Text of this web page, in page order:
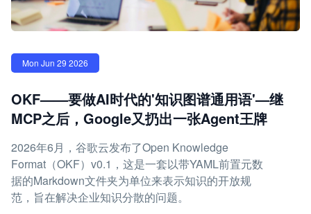
Mon Jun 29 2026
OKF——要做AI时代的'知识图谱通用语'—继
MCP之后，Google又扔出一张Agent王牌
2026年6月，谷歌云发布了Open Knowledge
Format（OKF）v0.1，这是一套以带YAML前置元数
据的Markdown文件夹为单位来表示知识的开放规
范，旨在解决企业知识分散的问题。